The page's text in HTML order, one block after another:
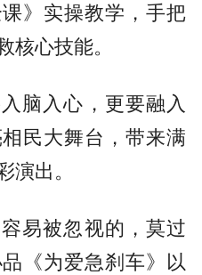
》实操教学，手把
核心技能。
脑入心，更要融入
民大舞台，带来满
演出。
易被忽视的，莫过
《为爱急刹车》以